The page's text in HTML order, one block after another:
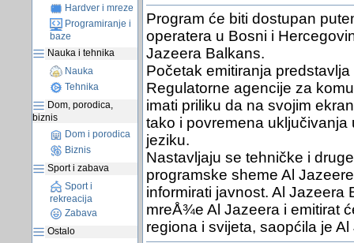
Hardver i mreze
Programiranje i
baze
Nauka i tehnika
Nauka
Tehnika
Dom, porodica,
biznis
Dom i porodica
Biznis
Sport i zabava
Sport i
rekreacija
Zabava
Ostalo
Program će biti dostupan
operatera u Bosni i
Jazeera Balkans.
Početak emitiranja
Regulatorne agencije za
imati priliku da na svojim
tako i povremena
jeziku.
Nastavljaju se tehničke i
programske sheme Al
informirati javnost. Al Jazeera
mreÅ¾e Al Jazeera i emitirat
regiona i svijeta, saopćila je